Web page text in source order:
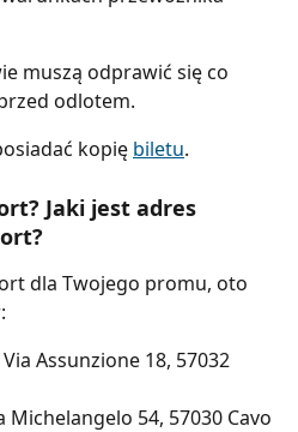
muszą odprawić się co
odlotem.
kopię biletu.
Jaki jest adres
dla Twojego promu, oto
Assunzione 18, 57032
Michelangelo 54, 57030 Cavo